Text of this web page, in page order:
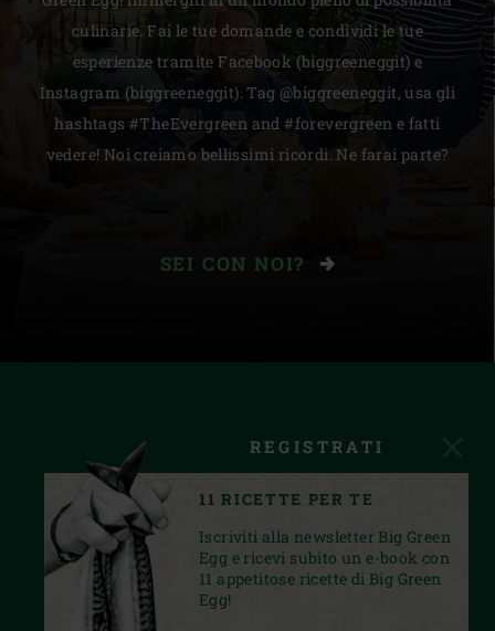
culinarie. Fai le tue domande e condividi le tue
esperienze tramite Facebook (biggreeneggit) e
Instagram (biggreeneggit). Tag @biggreeneggit, usa gli
hashtags #TheEvergreen and #forevergreen e fatti
vedere! Noi creiamo bellissimi ricordi. Ne farai parte?
SEI CON NOI?
REGISTRATI
11 RICETTE PER TE
Iscriviti alla newsletter Big Green
Egg e ricevi subito un e-book con
11 appetitose ricette di Big Green
Egg!